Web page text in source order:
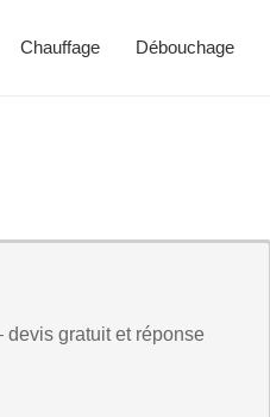
Chauffage Débouchage
devis gratuit et réponse